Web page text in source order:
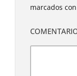
marcados con